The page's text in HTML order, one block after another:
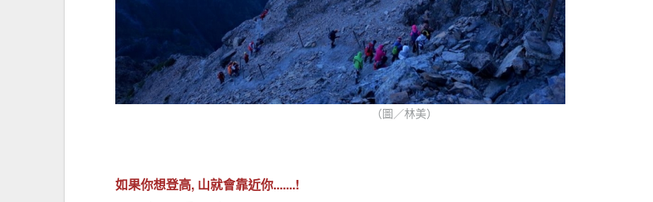
（圖／林美）
如果你想登高, 山就會靠近你.......!